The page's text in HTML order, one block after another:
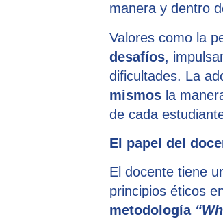
manera y dentro
Valores como la
desafíos,
dificultades. La
mismos la
de cada
El papel del
El docente tiene
principios éticos
metodología